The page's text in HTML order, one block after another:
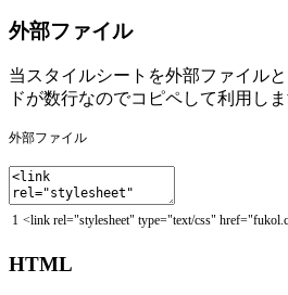
外部ファイル
当スタイルシートを外部ファイル
ドが数行なのでコピペして利用しま
外部ファイル
1 <link rel="stylesheet" type="text/css" href=
HTML